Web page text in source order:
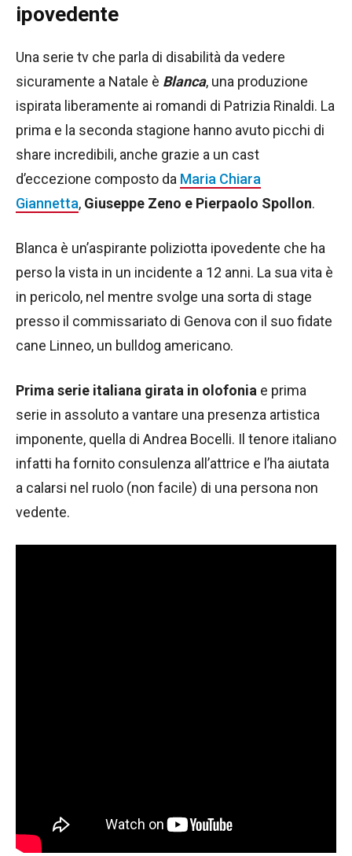
ipovedente
Una serie tv che parla di disabilità da vedere
sicuramente a Natale è Blanca, una produzione
ispirata liberamente ai romandi di Patrizia Rinaldi. La
prima e la seconda stagione hanno avuto picchi di
share incredibili, anche grazie a un cast
d’eccezione composto da Maria Chiara
Giannetta, Giuseppe Zeno e Pierpaolo Spollon.
Blanca è un’aspirante poliziotta ipovedente che ha
perso la vista in un incidente a 12 anni. La sua vita è
in pericolo, nel mentre svolge una sorta di stage
presso il commissariato di Genova con il suo fidate
cane Linneo, un bulldog americano.
Prima serie italiana girata in olofonia e prima
serie in assoluto a vantare una presenza artistica
imponente, quella di Andrea Bocelli. Il tenore italiano
infatti ha fornito consulenza all’attrice e l’ha aiutata
a calarsi nel ruolo (non facile) di una persona non
vedente.